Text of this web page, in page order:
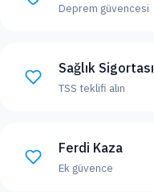
Deprem güvencesi
Sağlık Sigortası
TSS teklifi alın
Ferdi Kaza
Ek güvence